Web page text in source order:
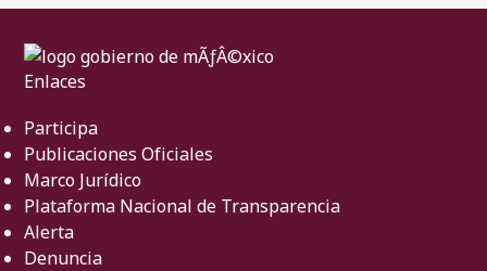
Enlaces
Participa
Publicaciones Oficiales
Marco Jurídico
Plataforma Nacional de Transparencia
Alerta
Denuncia